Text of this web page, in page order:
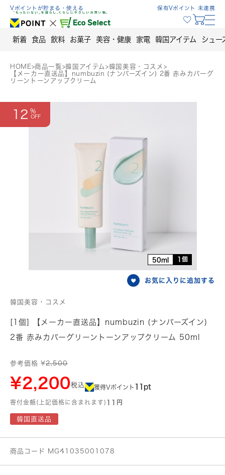
Skip
content
Vポイントが貯まる・使える 保有Vポイント 未連携
新着 食品 飲料 お菓子 美容・健康 家電 韓国アイテム シュー
HOME>商品一覧>韓国アイテム>韓国美容・コスメ >
【メーカー直送品】numbuzin (ナンバーズイン) 2番 赤みカバーグ
リーントーンアップクリーム
12
50ml 1個
お気に入りに追加する
韓国美容・コスメ
[1個] 【メーカー直送品】numbuzin (ナンバーズイン)
2番 赤みカバーグリーントーンアップクリーム 50ml
参考価格 ¥2,500
¥2,200税込 獲得Vポイント 11pt
寄付金額(上記価格に含まれます) 11円
韓国直送品
商品コード MG41035001078